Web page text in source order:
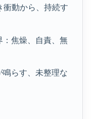
衝動から、持続す
焦燥、自責、無
鳴らす、未整理な